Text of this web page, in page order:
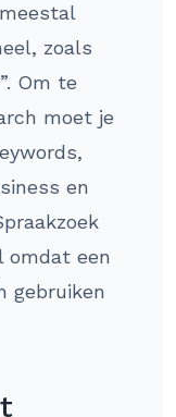
zoals
Om te
moet je
en
omdat een
gebruiken